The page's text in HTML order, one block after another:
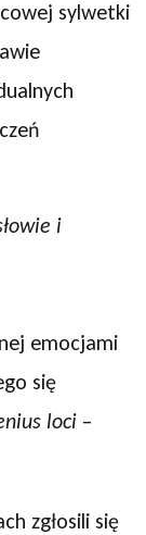
sylwetki
i
emocjami
się
loci –
zgłosili się